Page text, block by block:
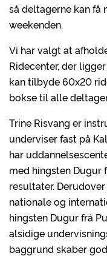
så deltagerne kan
weekenden.
Vi har valgt at
Ridecenter, der
kan tilbyde 60x20
bokse til alle
Trine Risvang er
underviser fast på
har
med hingsten Dugur
resultater.
nationale og
hingsten Dugur frá
alsidige
baggrund skaber